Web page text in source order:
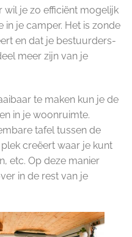
wil je zo efficiënt mogelijk
je camper. Het is zonde
en dat je bestuurders-
meer zijn van je
te maken kun je de
in je woonruimte.
tafel tussen de
creëert waar je kunt
etc. Op deze manier
in de rest van je